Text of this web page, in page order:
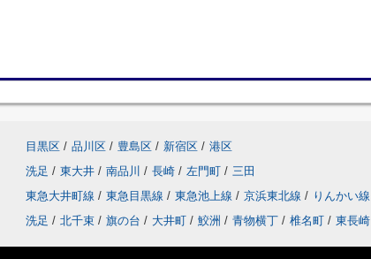
目黒区 / 品川区 / 豊島区 / 新宿区 / 港区
洗足 / 東大井 / 南品川 / 長崎 / 左門町 / 三田
東急大井町線 / 東急目黒線 / 東急池上線 / 京浜東北線 / りんかい線
洗足 / 北千束 / 旗の台 / 大井町 / 鮫洲 / 青物横丁 / 椎名町 / 東長崎